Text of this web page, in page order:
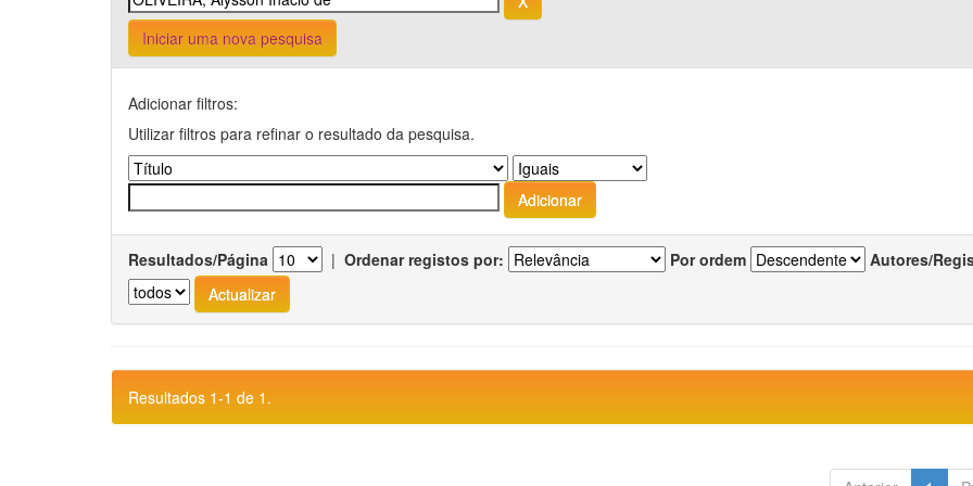
Iniciar uma nova pesquisa
Adicionar filtros:
Utilizar filtros para refinar o resultado da pesquisa.
Resultados/Página | Ordenar registos por: Por ordem Autores/
Resultados 1-1 de 1.